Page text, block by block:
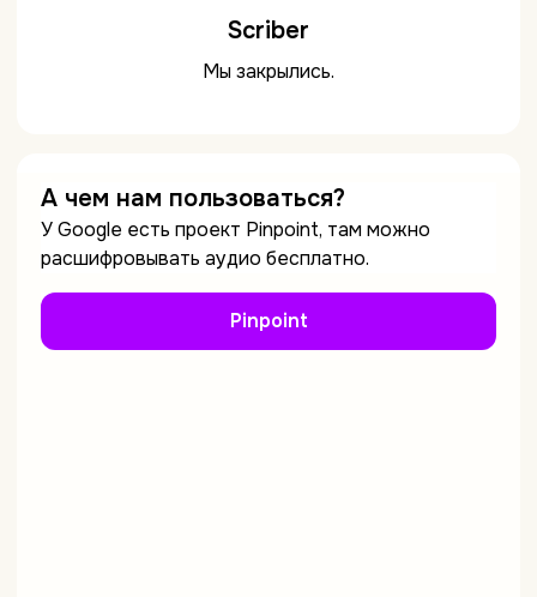
Scriber
Мы закрылись.
А чем нам пользоваться?
У Google есть проект Pinpoint, там можно
расшифровывать аудио бесплатно.
Pinpoint